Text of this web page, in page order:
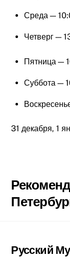
Среда —
Четверг —
Пятница —
Суббота —
31 декабря, 1
Русский